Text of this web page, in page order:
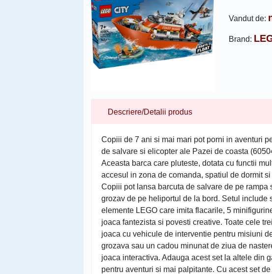
Vandut de:
Brand:
Descriere/Detalii produs
Copiii de 7 ani si mai mari pot porni in aventuri
de salvare si elicopter ale Pazei de coasta
Aceasta barca care pluteste, dotata cu functii
accesul in zona de comanda, spatiul de dormit
Copiii pot lansa barcuta de salvare de pe rampa
grozav de pe heliportul de la bord. Setul include
elemente LEGO care imita flacarile, 5
joaca fantezista si povesti creative. Toate cele
joaca cu vehicule de interventie pentru misiuni
grozava sau un cadou minunat de ziua de
joaca interactiva. Adauga acest set la altele din
pentru aventuri si mai palpitante. Cu acest set